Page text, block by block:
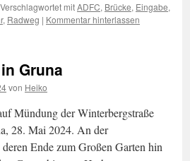
Verschlagwortet mitADFC, Brücke, Eingabe,
, Radweg | Kommentar hinterlassen
Gruna
von Heiko
Mündung der Winterbergstraße
28. Mai 2024. An der
Ende zum Großen Garten hin